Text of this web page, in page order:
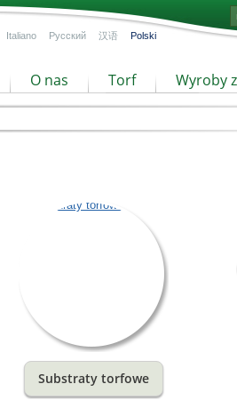
Italiano Русский 汉语 Polski
O nas Torf Wyroby
Substraty torfowe